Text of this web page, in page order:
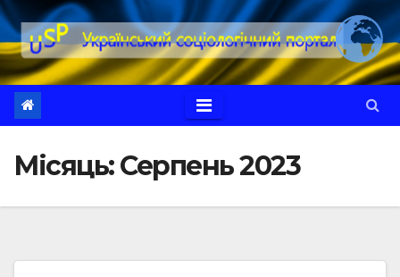
Перейти
до
вмісту
Місяць:Серпень 2023